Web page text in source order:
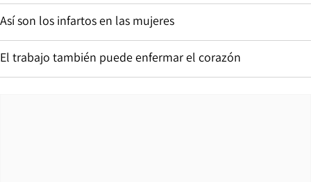
Así son los infartos en las mujeres
El trabajo también puede enfermar el corazón